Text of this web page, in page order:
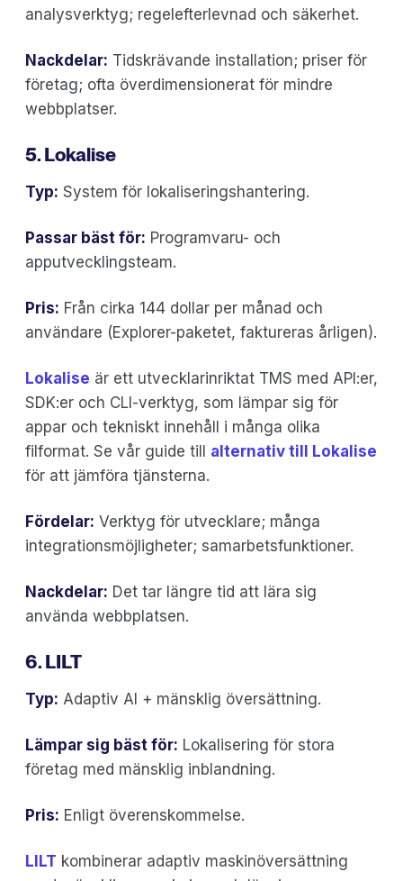
analysverktyg; regelefterlevnad och säkerhet.
Nackdelar: Tidskrävande installation; priser för
företag; ofta överdimensionerat för mindre
webbplatser.
5. Lokalise
Typ: System för lokaliseringshantering.
Passar bäst för: Programvaru- och
apputvecklingsteam.
Pris: Från cirka 144 dollar per månad och
användare (Explorer-paketet, faktureras årligen).
‍Lokalise är ett utvecklarinriktat TMS med API:er,
SDK:er och CLI-verktyg, som lämpar sig för
appar och tekniskt innehåll i många olika
filformat. Se vår guide till alternativ till Lokalise
för att jämföra tjänsterna.
Fördelar: Verktyg för utvecklare; många
integrationsmöjligheter; samarbetsfunktioner.
Nackdelar: Det tar längre tid att lära sig
använda webbplatsen.
6. LILT
Typ: Adaptiv AI + mänsklig översättning.
Lämpar sig bäst för: Lokalisering för stora
företag med mänsklig inblandning.
Pris: Enligt överenskommelse.
LILT kombinerar adaptiv maskinöversättning